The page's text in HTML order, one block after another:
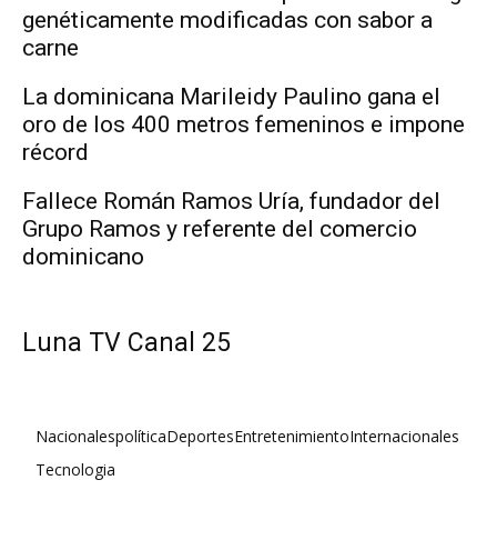
genéticamente modificadas con sabor a
carne
La dominicana Marileidy Paulino gana el
oro de los 400 metros femeninos e impone
récord
Fallece Román Ramos Uría, fundador del
Grupo Ramos y referente del comercio
dominicano
Luna TV Canal 25
NacionalespolíticaDeportesEntretenimientoInternacionales
Tecnologia